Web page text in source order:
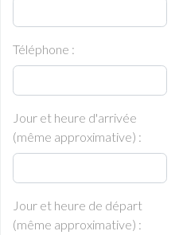
Téléphone :
Jour et heure d'arrivée
(même approximative) :
Jour et heure de départ
(même approximative) :